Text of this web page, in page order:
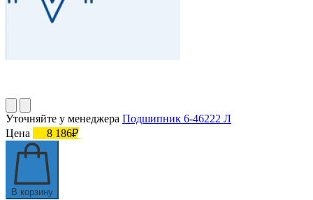
Уточняйте у менеджера Подшипник 6-46222 Л
Цена
8 186₽
В корзину